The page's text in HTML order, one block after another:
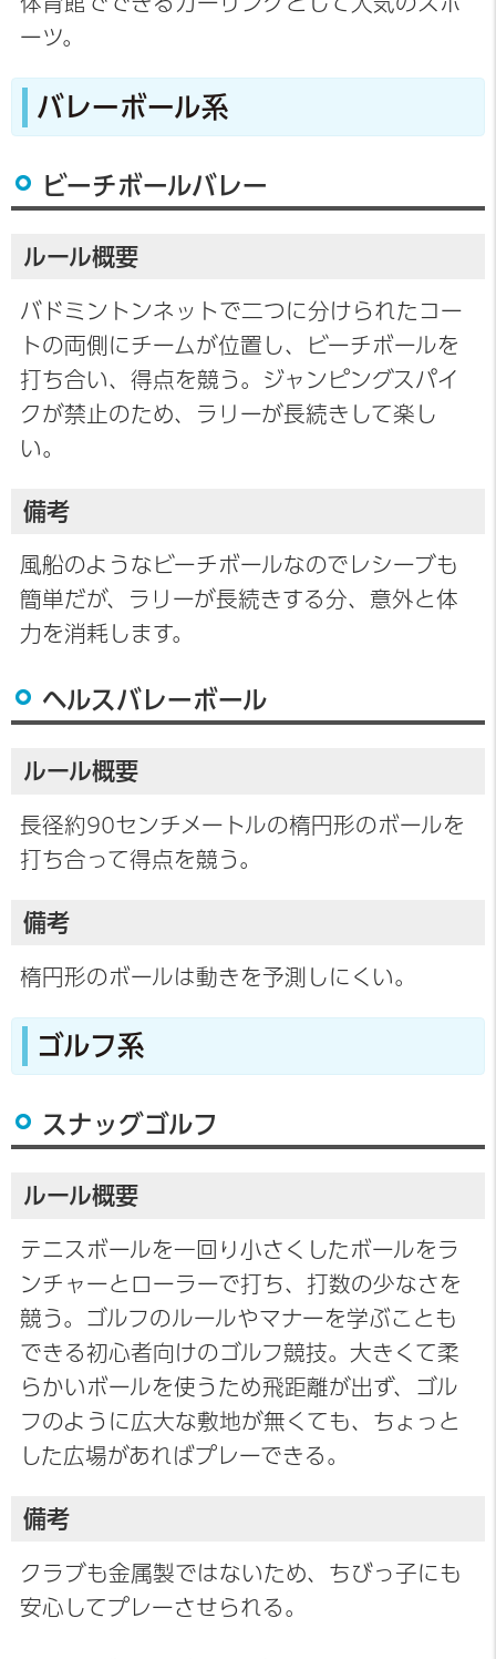
ーツ。
バレーボール系
ビーチボールバレー
ルール概要
バドミントンネットで二つに分けられたコー
トの両側にチームが位置し、ビーチボールを
打ち合い、得点を競う。ジャンピングスパイ
クが禁止のため、ラリーが長続きして楽し
い。
備考
風船のようなビーチボールなのでレシーブも
簡単だが、ラリーが長続きする分、意外と体
力を消耗します。
ヘルスバレーボール
ルール概要
長径約90センチメートルの楕円形のボールを
打ち合って得点を競う。
備考
楕円形のボールは動きを予測しにくい。
ゴルフ系
スナッグゴルフ
ルール概要
テニスボールを一回り小さくしたボールをラ
ンチャーとローラーで打ち、打数の少なさを
競う。ゴルフのルールやマナーを学ぶことも
できる初心者向けのゴルフ競技。大きくて柔
らかいボールを使うため飛距離が出ず、ゴル
フのように広大な敷地が無くても、ちょっと
した広場があればプレーできる。
備考
クラブも金属製ではないため、ちびっ子にも
安心してプレーさせられる。